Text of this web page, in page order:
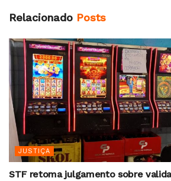
Relacionado Posts
JUSTIÇA
STF retoma julgamento sobre